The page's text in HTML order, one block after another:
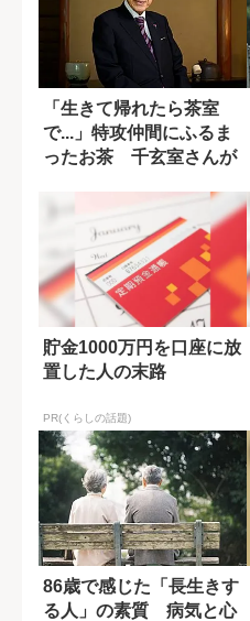
「生きて帰れたら茶室
で...」特攻仲間にふるま
ったお茶 千玄室さんが
貯金1000万円を口座に放
置した人の末路
PR(くらしの話題)
86歳で感じた「長生きす
る人」の素質 病気と心